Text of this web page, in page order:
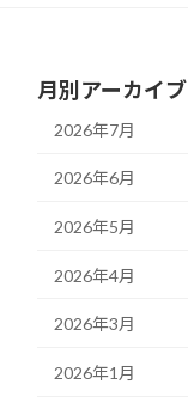
月別アーカイブ
2026年7月
2026年6月
2026年5月
2026年4月
2026年3月
2026年1月